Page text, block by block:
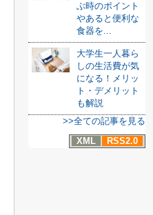
ぶ時のポイント
やあると便利な
食器を...
大学生一人暮ら
しの生活費が気
になる！メリッ
ト・デメリット
も解説
>>全ての記事を見る
XML
RSS2.0